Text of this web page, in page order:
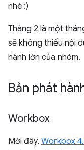
nhé :)
Tháng 2 là một
sẽ không thiếu nội
hành lớn của nhóm.
Bản phát
Workbox
Mới đây, Workbox